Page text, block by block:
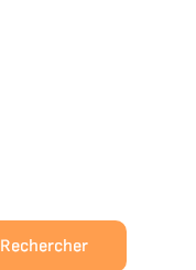
Rechercher